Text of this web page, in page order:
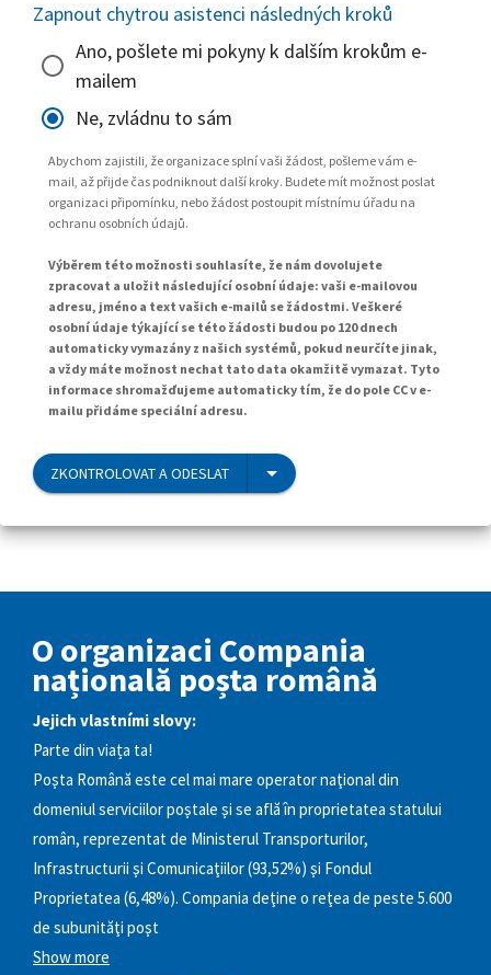
Zapnout chytrou asistenci následných kroků
Ano, pošlete mi pokyny k dalším krokům e-
mailem
Ne, zvládnu to sám
Abychom zajistili, že organizace splní vaši žádost, pošleme vám e-
mail, až přijde čas podniknout další kroky. Budete mít možnost poslat
organizaci připomínku, nebo žádost postoupit místnímu úřadu na
ochranu osobních údajů.
Výběrem této možnosti souhlasíte, že nám dovolujete
zpracovat a uložit následující osobní údaje: vaši e-mailovou
adresu, jméno a text vašich e-mailů se žádostmi. Veškeré
osobní údaje týkající se této žádosti budou po 120 dnech
automaticky vymazány z našich systémů, pokud neurčíte jinak,
a vždy máte možnost nechat tato data okamžitě vymazat. Tyto
informace shromažďujeme automaticky tím, že do pole CC v e-
mailu přidáme speciální adresu.
ZKONTROLOVAT A ODESLAT
O organizaci Compania
națională poșta română
Jejich vlastními slovy:
Parte din viața ta!
Poşta Română este cel mai mare operator naţional din
domeniul serviciilor poştale şi se află în proprietatea statului
român, reprezentat de Ministerul Transporturilor,
Infrastructurii şi Comunicaţiilor (93,52%) şi Fondul
Proprietatea (6,48%). Compania deţine o reţea de peste 5.600
de subunităţi poşt
Show more